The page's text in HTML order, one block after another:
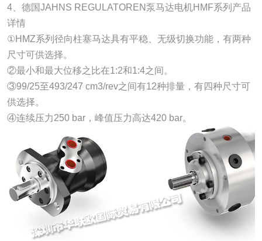
4、德国JAHNS REGULATOREN泵马达电机HMF系列产品
详情
①HMZ系列径向柱塞马达具有平稳、无级切换功能，有两种
尺寸可供选择。
②最小和最大位移之比在1:2和1:4之间。
③99/25至493/247 cm3/rev之间有12种排量，有四种尺寸可
供选择。
④连续压力250 bar，峰值压力高达420 bar。